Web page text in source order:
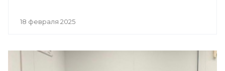
18 февраля 2025